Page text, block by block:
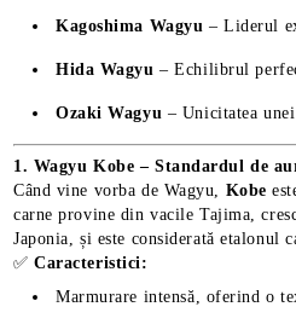
Kagoshima Wagyu – Liderul
Hida Wagyu – Echilibrul
Ozaki Wagyu – Unicitatea
1. Wagyu Kobe – Standardul de
Când vine vorba de Wagyu, Kobe
carne provine din vacile Tajima,
Japonia, și este considerată etalonul
✅Caracteristici:
Marmurare intensă, oferind o